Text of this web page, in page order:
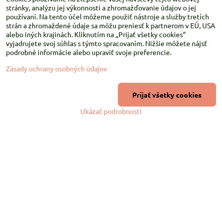
Instagram
Youtube
Pinterest
Kontakt
Kammel s.r.o.
Telefón: (+421) 904 489 334
stránky, analýzu jej výkonnosti a zhromažďovanie údajov o jej
používaní. Na tento účel môžeme použiť nástroje a služby tretích
strán a zhromaždené údaje sa môžu preniesť k partnerom v EÚ, USA
alebo iných krajinách. Kliknutím na „Prijať všetky cookies“
vyjadrujete svoj súhlas s týmto spracovaním. Nižšie môžete nájsť
podrobné informácie alebo upraviť svoje preferencie.
Zásady ochrany osobných údajov
Ukázať podrobnosti
Prijať všetky cookies